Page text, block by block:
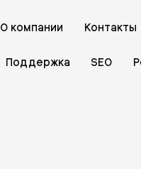
О компании Контакты
Поддержка SEO